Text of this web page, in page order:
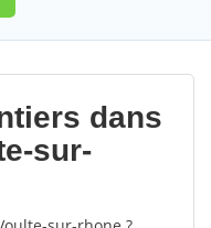
dans
sur-